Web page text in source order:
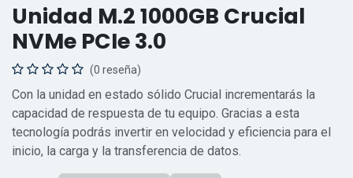
Unidad M.2 1000GB Crucial
NVMe PCIe 3.0
(0 reseña)
Con la unidad en estado sólido Crucial incrementarás la
capacidad de respuesta de tu equipo. Gracias a esta
tecnología podrás invertir en velocidad y eficiencia para el
inicio, la carga y la transferencia de datos.